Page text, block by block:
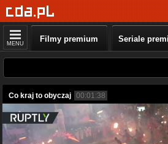
MENU Filmy premium Seriale
Co kraj to obyczaj 00:01:38